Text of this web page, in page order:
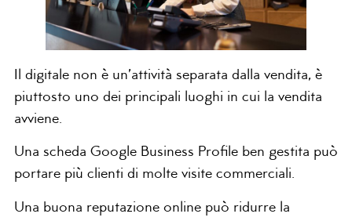
Il digitale non è un’attività separata dalla vendita, è
piuttosto uno dei principali luoghi in cui la vendita
avviene.
Una scheda Google Business Profile ben gestita può
portare più clienti di molte visite commerciali.
Una buona reputazione online può ridurre la